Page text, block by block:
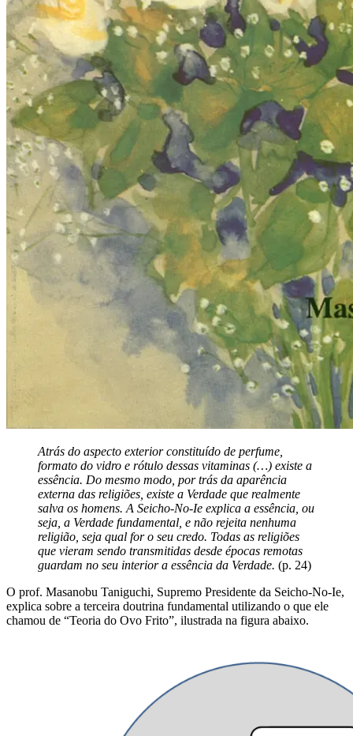
Atrás do aspecto exterior constituído de perfume,
formato do vidro e rótulo dessas vitaminas (…) existe a
essência. Do mesmo modo, por trás da aparência
externa das religiões, existe a Verdade que realmente
salva os homens. A Seicho-No-Ie explica a essência, ou
seja, a Verdade fundamental, e não rejeita nenhuma
religião, seja qual for o seu credo. Todas as religiões
que vieram sendo transmitidas desde épocas remotas
guardam no seu interior a essência da Verdade. (p. 24)
O prof. Masanobu Taniguchi, Supremo Presidente da Seicho-No-Ie,
explica sobre a terceira doutrina fundamental utilizando o que ele
chamou de “Teoria do Ovo Frito”, ilustrada na figura abaixo.